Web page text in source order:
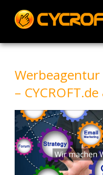
content
–